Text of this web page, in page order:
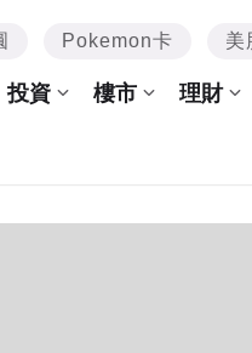
Pokemon卡 美
投資 樓市 理財